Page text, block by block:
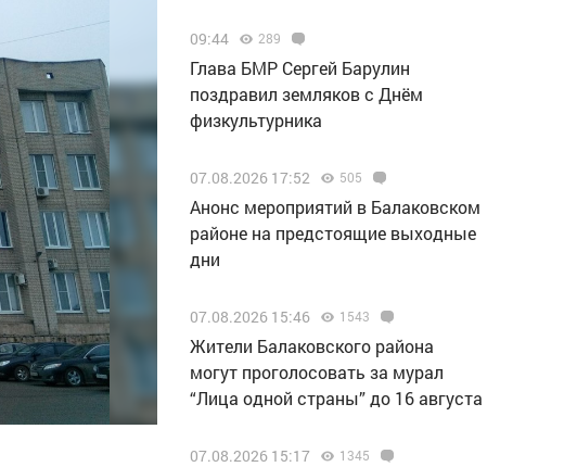
09:44 289
Глава БМР Сергей Барулин
поздравил земляков с Днём
физкультурника
07.08.2026 17:52 505
Анонс мероприятий в Балаковском
районе на предстоящие выходные
дни
07.08.2026 15:46 1543
Жители Балаковского района
могут проголосовать за мурал
“Лица одной страны” до 16 августа
07.08.2026 15:17 1345